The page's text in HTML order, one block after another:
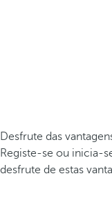
Desfrute das
Registe-se ou inicia-
desfrute de estas